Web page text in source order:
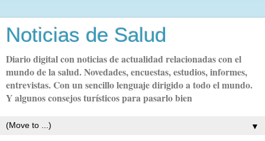
Noticias de Salud
Diario digital con noticias de actualidad relacionadas con el
mundo de la salud. Novedades, encuestas, estudios, informes,
entrevistas. Con un sencillo lenguaje dirigido a todo el mundo.
Y algunos consejos turísticos para pasarlo bien
▼